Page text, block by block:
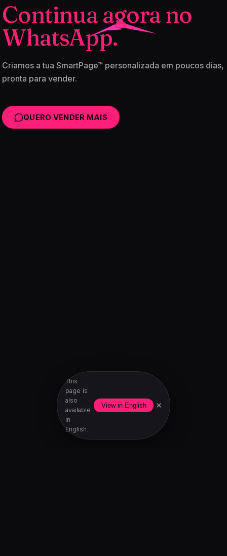
This
page is
also
available
in
English.
View in English ×
Continua agora no
WhatsApp.
Criamos a tua SmartPage™ personalizada em poucos dias,
pronta para vender.
QUERO VENDER MAIS